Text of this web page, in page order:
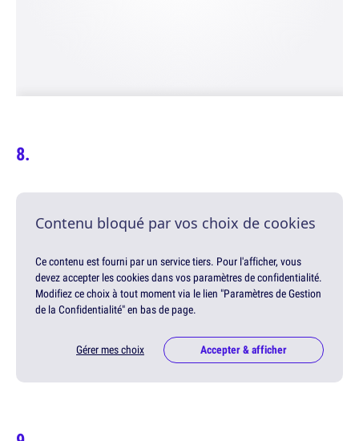
Contenu bloqué par vos choix de cookies
Ce contenu est fourni par un service tiers. Pour l'afficher, vous
devez accepter les cookies dans vos paramètres de confidentialité.
Modifiez ce choix à tout moment via le lien "Paramètres de Gestion
de la Confidentialité" en bas de page.
Gérer mes choix Accepter & afficher